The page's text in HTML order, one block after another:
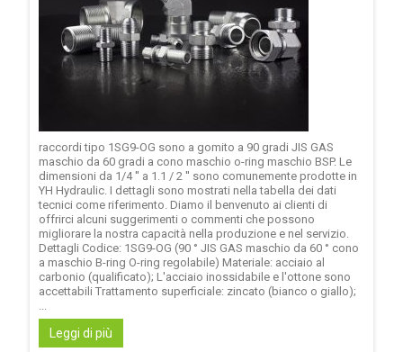
raccordi tipo 1SG9-OG sono a gomito a 90 gradi JIS GAS
maschio da 60 gradi a cono maschio o-ring maschio BSP. Le
dimensioni da 1/4 '' a 1.1 / 2 '' sono comunemente prodotte in
YH Hydraulic. I dettagli sono mostrati nella tabella dei dati
tecnici come riferimento. Diamo il benvenuto ai clienti di
offrirci alcuni suggerimenti o commenti che possono
migliorare la nostra capacità nella produzione e nel servizio.
Dettagli Codice: 1SG9-OG (90 ° JIS GAS maschio da 60 ° cono
a maschio B-ring O-ring regolabile) Materiale: acciaio al
carbonio (qualificato); L'acciaio inossidabile e l'ottone sono
accettabili Trattamento superficiale: zincato (bianco o giallo);
...
Leggi di più